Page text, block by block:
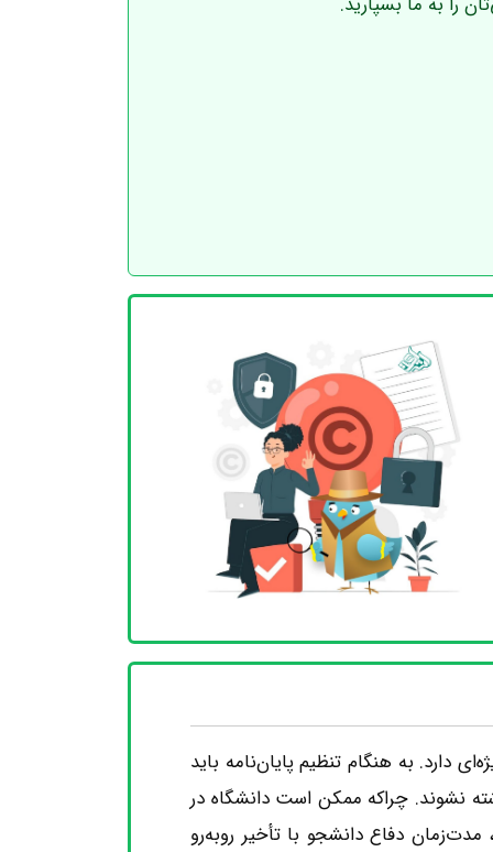
دارد. به هنگام تنظیم پایان‌نامه باید
نشوند. چراکه ممکن است دانشگاه در
مدت‌زمان دفاع دانشجو با تأخیر روبه‌رو